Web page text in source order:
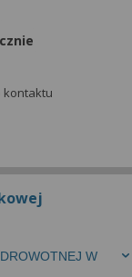
kontaktu
W